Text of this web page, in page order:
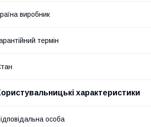
виробник
термін
характеристики
особа